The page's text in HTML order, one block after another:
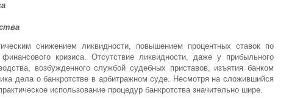
снижением ликвидности, повышением процентных ставок по
кризиса. Отсутствие ликвидности, даже у прибыльного
возбужденного службой судебных приставов, изъятия банком
дела о банкротстве в арбитражном суде. Несмотря на сложившийся
использование процедур банкротства значительно шире.